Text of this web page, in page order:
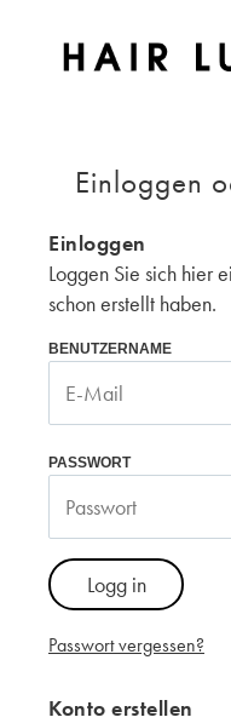
Einloggen
Konto erstellen
Einloggen
Loggen Sie sich hier
schon erstellt haben.
BENUTZERNAME
PASSWORT
Logg in
Passwort vergessen?